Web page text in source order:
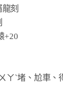
刻
+20
ㄚˋ堵 、 尬車、